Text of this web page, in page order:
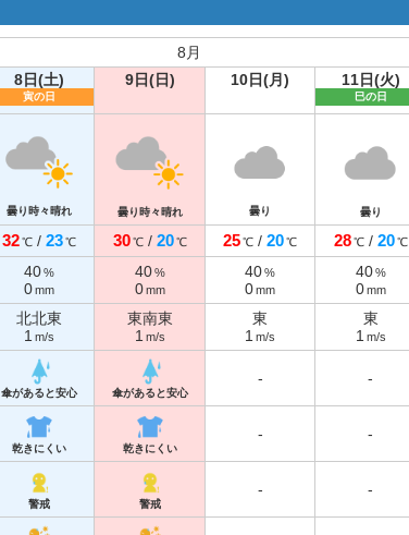
8月
8日(土)
寅の日
9日(日) 10日(月) 11日(火)
巳の日
曇り時々晴れ 曇り時々晴れ 曇り 曇り
32℃ / 23℃ 30 ℃/ 20 ℃ 25℃ / 20℃ 28 ℃/ 20 ℃
40%
0mm
40 %
0 mm
40%
0mm
40 %
0 mm
北北東
1 m/s
東南東
1 m/s
東
1 m/s
東
1 m/s
傘があると安心 傘があると安心
- -
乾きにくい 乾きにくい
- -
警戒 警戒
- -